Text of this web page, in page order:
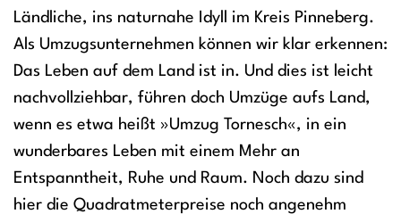
Ländliche, ins naturnahe Idyll im Kreis Pinneberg.
Als Umzugsunternehmen können wir klar erkennen:
Das Leben auf dem Land ist in. Und dies ist leicht
nachvollziehbar, führen doch Umzüge aufs Land,
wenn es etwa heißt »Umzug Tornesch«, in ein
wunderbares Leben mit einem Mehr an
Entspanntheit, Ruhe und Raum. Noch dazu sind
hier die Quadratmeterpreise noch angenehm